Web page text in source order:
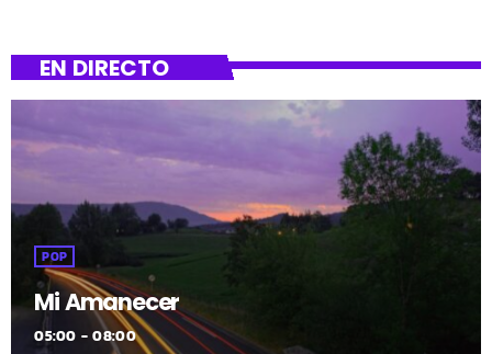
EN DIRECTO
POP
Mi Amanecer
05:00 - 08:00